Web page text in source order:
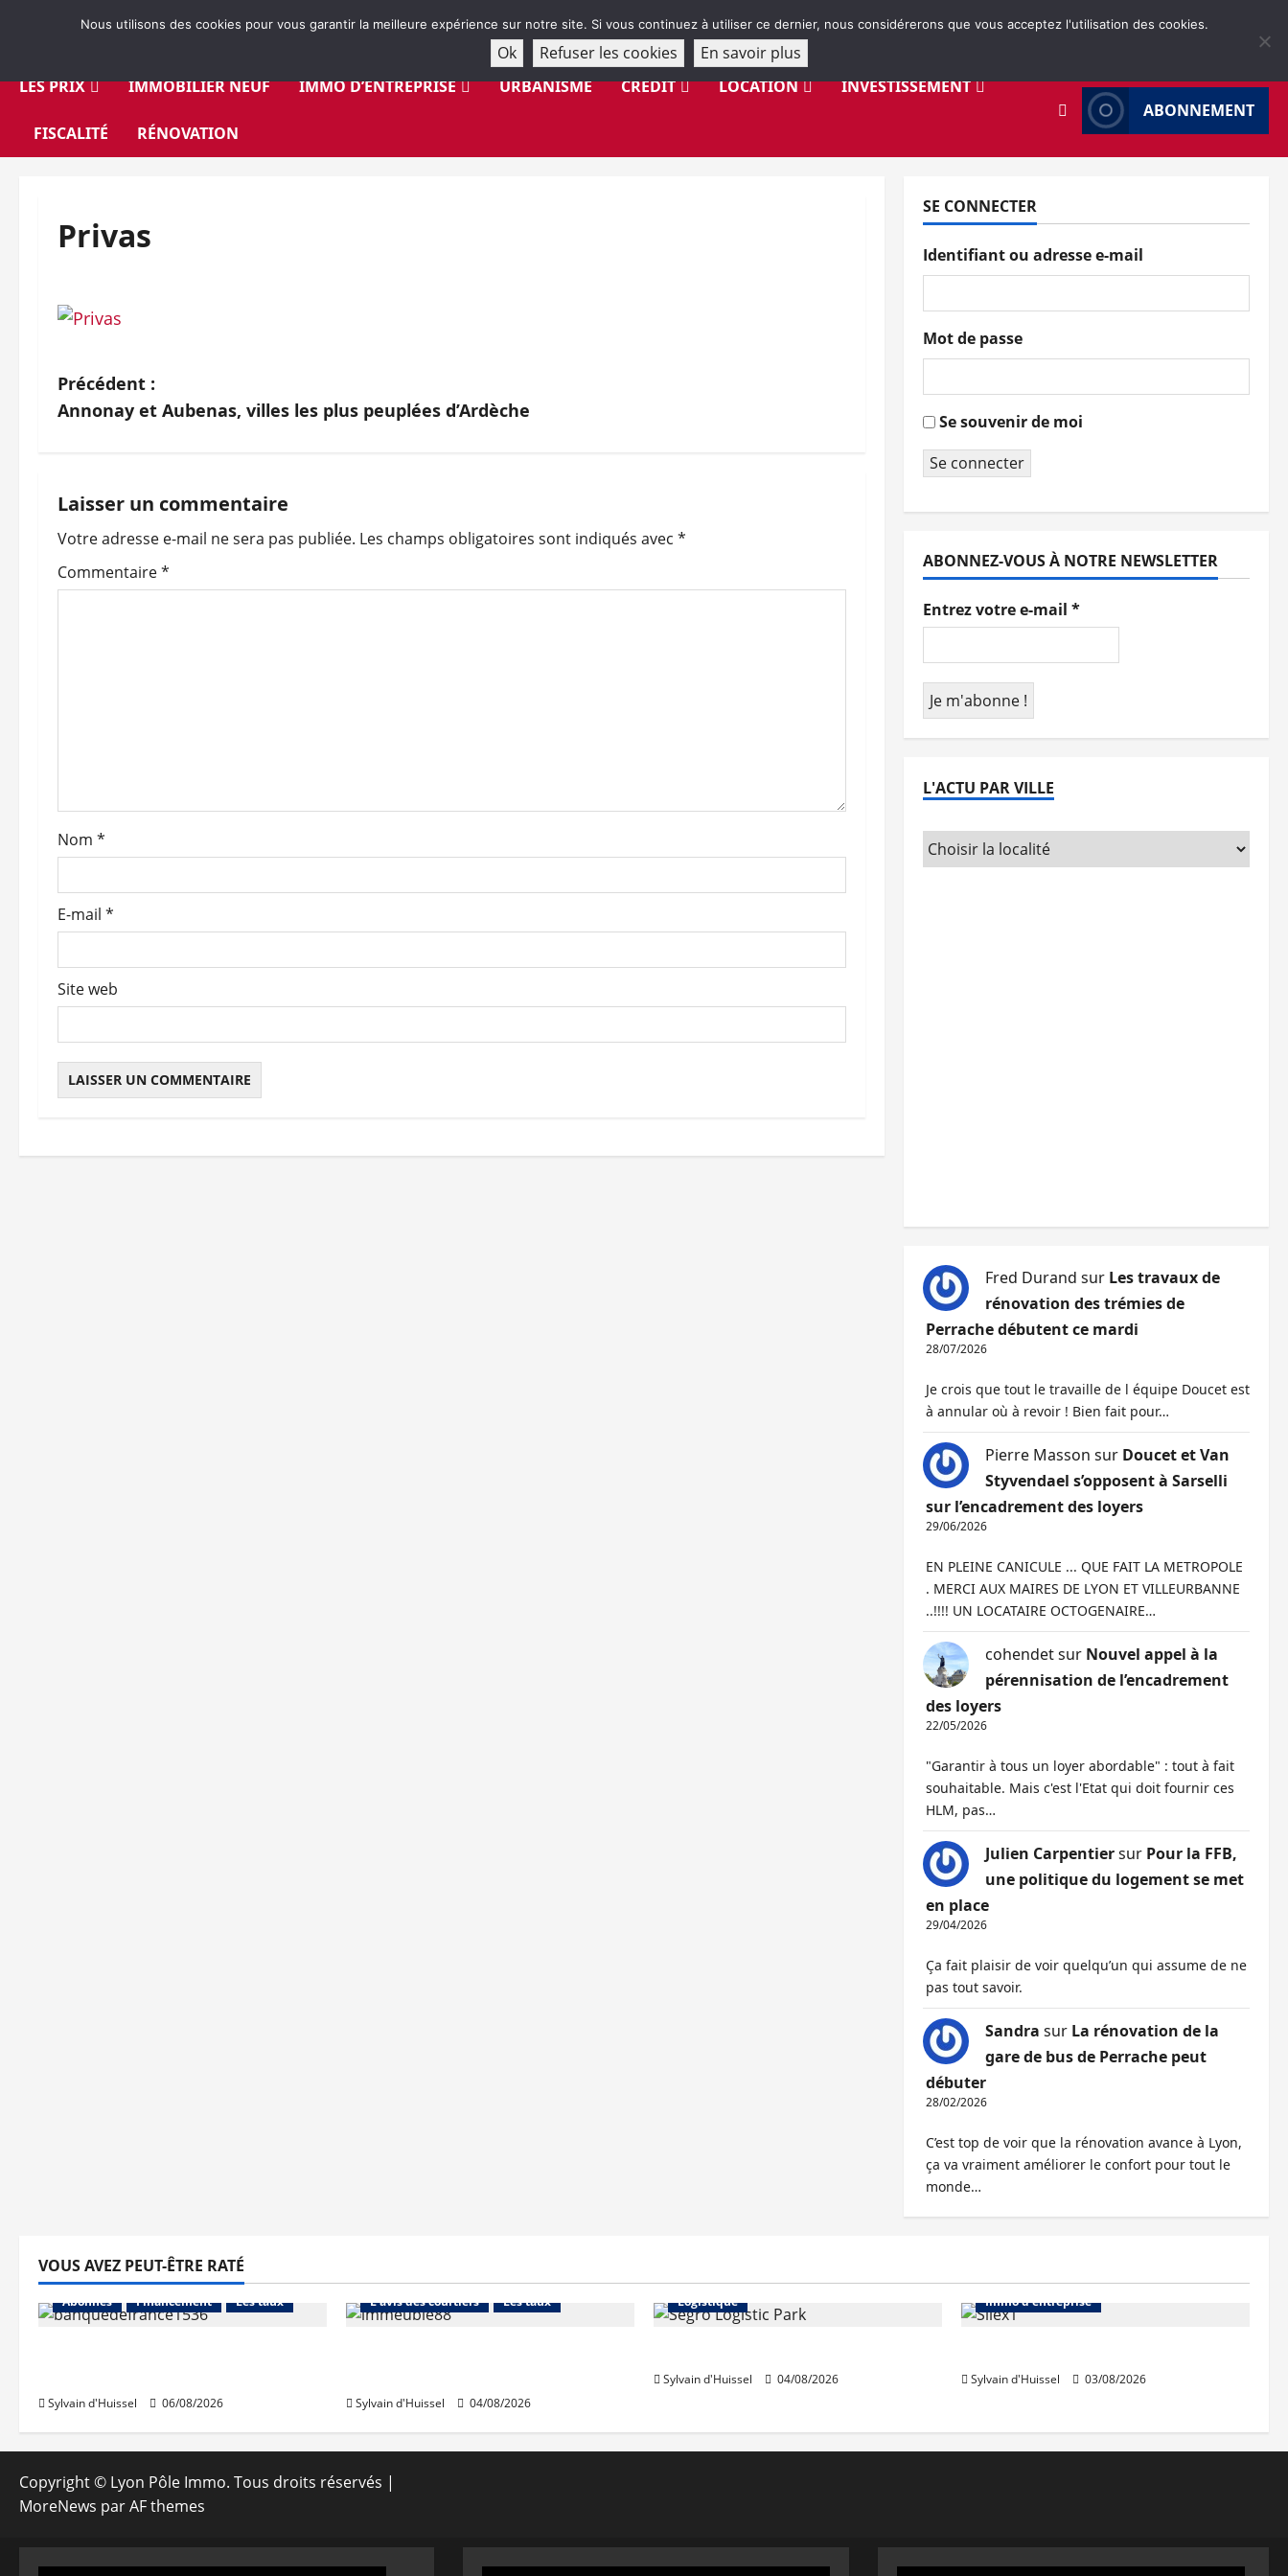
LES PRIX
IMMOBILIER NEUF IMMO D’ENTREPRISE URBANISME CRÉDIT LOCATION INVESTISSEMENT
FISCALITÉ RÉNOVATION
ABONNEMENT
Privas
N
a
i
g
a
’
r
i
c
l
Précédent :
Annonay et Aubenas, villes les plus peuplées d’Ardèche
Laisser un commentaire
Votre adresse e-mail ne sera pas publiée. Les champs obligatoires sont indiqués avec *
Commentaire*
Nom *
E-mail *
Site web
SE CONNECTER
Identifiant ou adresse e-mail
Mot de passe
Se souvenir de moi
Se connecter
ABONNEZ-VOUS À NOTRE NEWSLETTER
Entrez votre e-mail *
L'ACTU PAR VILLE
Fred Durand sur Les travaux de
rénovation des trémies de
Perrache débutent ce mardi
28/07/2026
Je crois que tout le travaille de l équipe Doucet est
à annular où à revoir ! Bien fait pour…
Pierre Masson sur Doucet et Van
Styvendael s’opposent à Sarselli
sur l’encadrement des loyers
29/06/2026
EN PLEINE CANICULE ... QUE FAIT LA METROPOLE
. MERCI AUX MAIRES DE LYON ET VILLEURBANNE
..!!!! UN LOCATAIRE OCTOGENAIRE…
cohendetsur Nouvel appel à la
pérennisation de l’encadrement
des loyers
22/05/2026
"Garantir à tous un loyer abordable" : tout à fait
souhaitable. Mais c'est l'Etat qui doit fournir ces
HLM, pas…
Julien Carpentiersur Pour la FFB,
une politique du logement se met
en place
29/04/2026
Ça fait plaisir de voir quelqu’un qui assume de ne
pas tout savoir.
Sandra sur La rénovation de la
gare de bus de Perrache peut
débuter
28/02/2026
C’est top de voir que la rénovation avance à Lyon,
ça va vraiment améliorer le confort pour tout le
monde…
VOUS AVEZ PEUT-ÊTRE RATÉ
Abonnés Financement Les taux
Sylvain d'Huissel 06/08/2026
L'avis des courtiers
Les taux
Sylvain d'Huissel 04/08/2026
Logistique
Sylvain d'Huissel 04/08/2026
Immo d'entreprise
Sylvain d'Huissel 03/08/2026
Copyright © Lyon Pôle Immo. Tous droits réservés |
MoreNews par AF themes
Nous utilisons des cookies pour vous garantir la meilleure expérience sur notre site. Si vous continuez à utiliser ce dernier, nous considérerons que vous acceptez l'utilisation des cookies.
Ok Refuser les cookies En savoir plus